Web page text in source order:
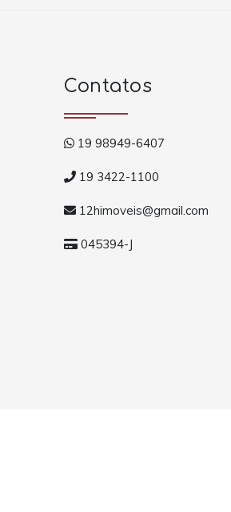
Contatos
19 98949-6407
19 3422-1100
12himoveis@gmail.com
045394-J